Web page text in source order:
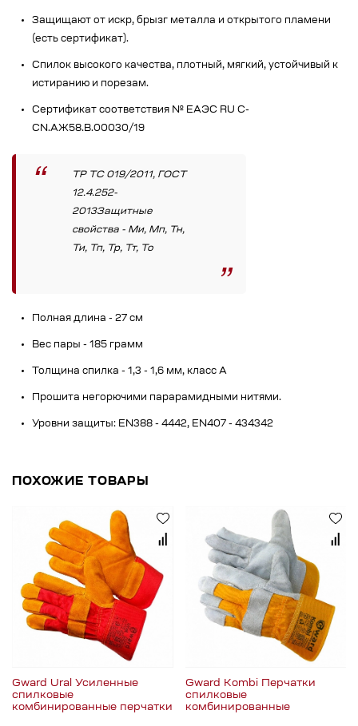
Защищают от искр, брызг металла и открытого пламени
(есть сертификат).
Спилок высокого качества, плотный, мягкий, устойчивый к
истиранию и порезам.
Сертификат соответствия № EAЭС RU C-
CN.АЖ58.В.00030/19
ТР ТС 019/2011, ГОСТ
12.4.252-
2013Защитные
свойства - Ми, Мп, Тн,
Ти, Тп, Тр, Тт, То
Полная длина - 27 см
Вес пары - 185 грамм
Толщина спилка - 1,3 - 1,6 мм, класс А
Прошита негорючими парарамидными нитями.
Уровни защиты: EN388 - 4442, EN407 - 434342
ПОХОЖИЕ ТОВАРЫ
Gward Ural Усиленные
спилковые
комбинированные перчатки
Gward Kombi Перчатки
спилковые
комбинированные